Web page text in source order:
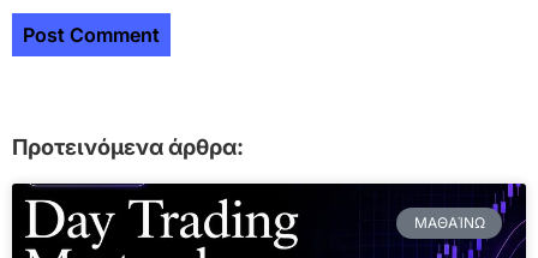
Προτεινόμενα άρθρα:
ΜΑΘΑΊΝΩ